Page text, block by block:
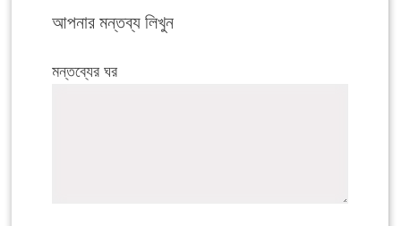
আপনার মন্তব্য লিখুন
মন্তব্যের ঘর